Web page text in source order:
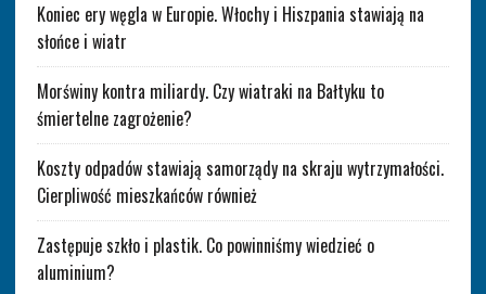
Koniec ery węgla w Europie. Włochy i Hiszpania stawiają na
słońce i wiatr
Morświny kontra miliardy. Czy wiatraki na Bałtyku to
śmiertelne zagrożenie?
Koszty odpadów stawiają samorządy na skraju wytrzymałości.
Cierpliwość mieszkańców również
Zastępuje szkło i plastik. Co powinniśmy wiedzieć o
aluminium?